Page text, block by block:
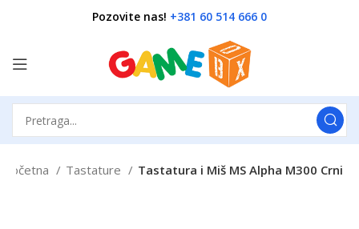
Pozovite nas! +381 60 514 666 0
Početna Tastature Tastatura i Miš MS Alpha M300 Crni